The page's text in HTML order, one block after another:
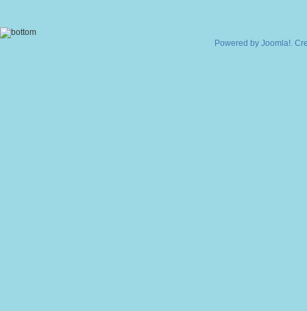
Powered by Joomla!.